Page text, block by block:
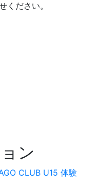
ください。
ン
CLUB U15 体験